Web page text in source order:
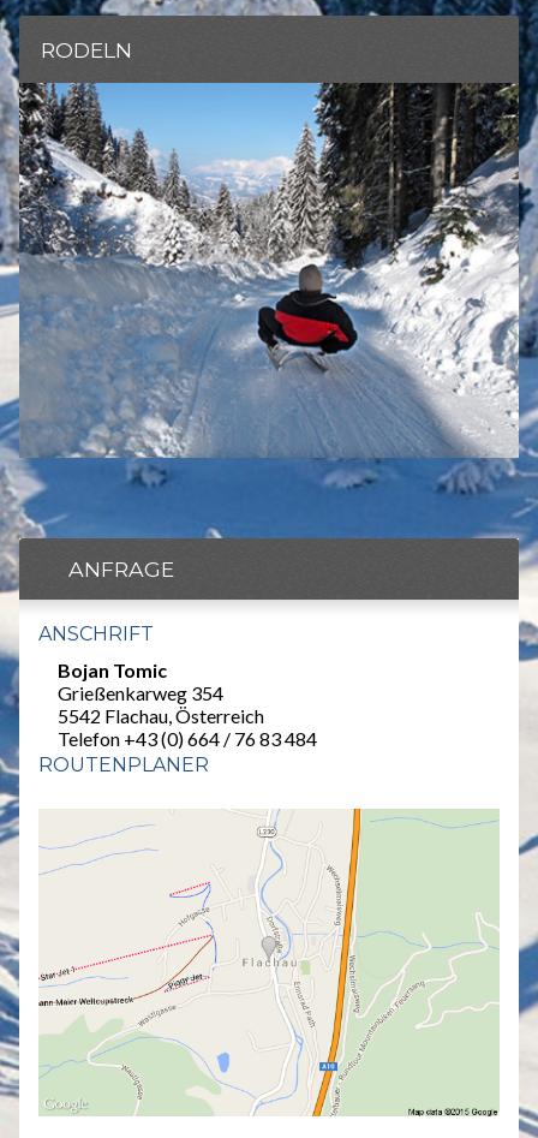
RODELN
ANFRAGE
ANSCHRIFT
Bojan Tomic
Grießenkarweg 354
5542 Flachau, Österreich
Telefon +43 (0) 664 / 76 83 484
ROUTENPLANER